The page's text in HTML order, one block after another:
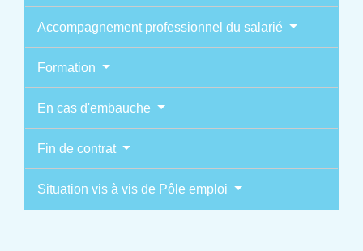
Accompagnement professionnel du salarié
Formation
En cas d'embauche
Fin de contrat
Situation vis à vis de Pôle emploi